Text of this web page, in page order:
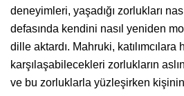
deneyimleri, yaşadığı zorlukları
defasında kendini nasıl yeniden
dille aktardı. Mahruki, katılımcılara
karşılaşabilecekleri zorlukların
ve bu zorluklarla yüzleşirken